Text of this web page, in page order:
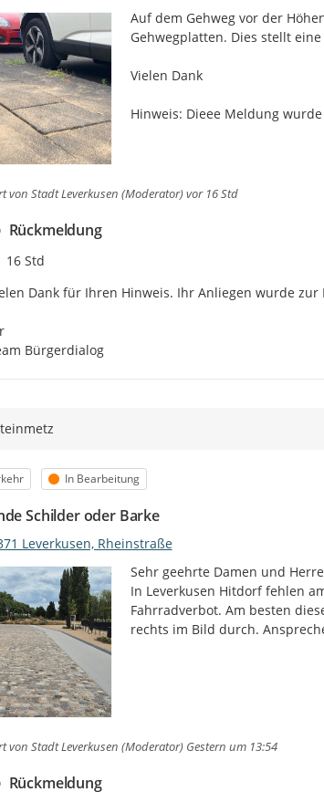
Auf dem Gehweg vor der
Gehwegplatten. Dies stellt
Vielen Dank
Hinweis: Dieee Meldung
von Stadt Leverkusen (Moderator)vor 16 Std
Rückmeldung
Zeitpunkt des Erstellens
16 Std
Dank für Ihren Hinweis. Ihr Anliegen wurde
Bürgerdialog
Status
In Bearbeitung
Schilder oder Barke
Leverkusen, Rheinstraße
Sehr geehrte Damen und
In Leverkusen Hitdorf fehlen
Fahrradverbot. Am besten
rechts im Bild durch.
von Stadt Leverkusen (Moderator) Gestern um 13:54
Rückmeldung